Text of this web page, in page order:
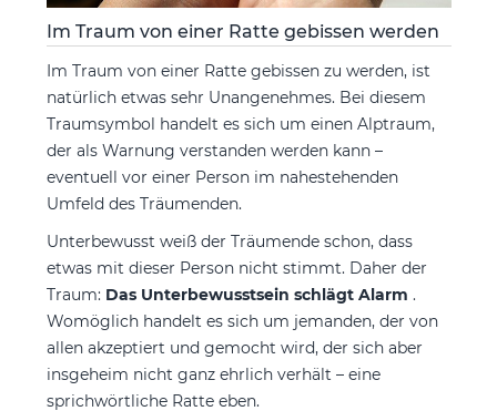
Im Traum von einer Ratte gebissen werden
Im Traum von einer Ratte gebissen zu werden, ist
natürlich etwas sehr Unangenehmes. Bei diesem
Traumsymbol handelt es sich um einen Alptraum,
der als Warnung verstanden werden kann –
eventuell vor einer Person im nahestehenden
Umfeld des Träumenden.
Unterbewusst weiß der Träumende schon, dass
etwas mit dieser Person nicht stimmt. Daher der
Traum: Das Unterbewusstsein schlägt Alarm .
Womöglich handelt es sich um jemanden, der von
allen akzeptiert und gemocht wird, der sich aber
insgeheim nicht ganz ehrlich verhält – eine
sprichwörtliche Ratte eben.